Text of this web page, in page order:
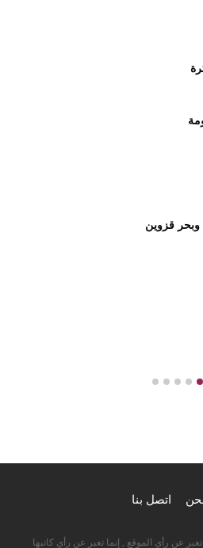
وبحر قزوين
اتصل بنا
تعبر عن رأي الموقع , إنما تعبر عن رأي كاتبها